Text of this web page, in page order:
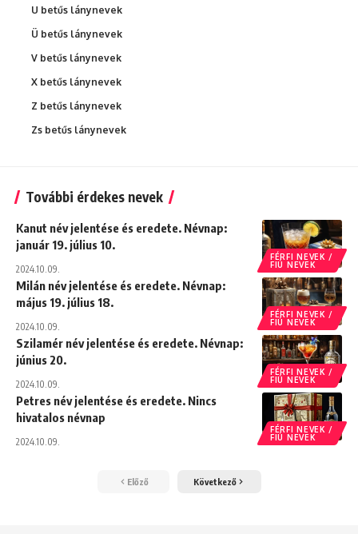
U betűs lánynevek
Ü betűs lánynevek
V betűs lánynevek
X betűs lánynevek
Z betűs lánynevek
Zs betűs lánynevek
További érdekes nevek
FÉRFI NEVEK /
FIÚ NEVEK
Kanut név jelentése és eredete. Névnap:
január 19. július 10.
2024.10.09.
FÉRFI NEVEK /
FIÚ NEVEK
Milán név jelentése és eredete. Névnap:
május 19. július 18.
2024.10.09.
FÉRFI NEVEK /
FIÚ NEVEK
Szilamér név jelentése és eredete. Névnap:
június 20.
2024.10.09.
FÉRFI NEVEK /
FIÚ NEVEK
Petres név jelentése és eredete. Nincs
hivatalos névnap
2024.10.09.
Előző Következő